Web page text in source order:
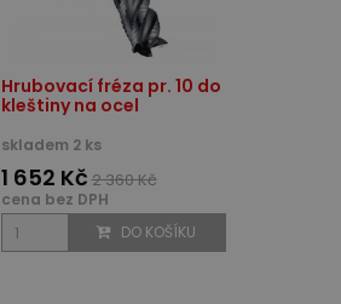
Hrubovací fréza pr. 10 do
kleštiny na ocel
skladem 2 ks
1 652 Kč2 360 Kč
cena bez DPH
DO KOŠÍKU